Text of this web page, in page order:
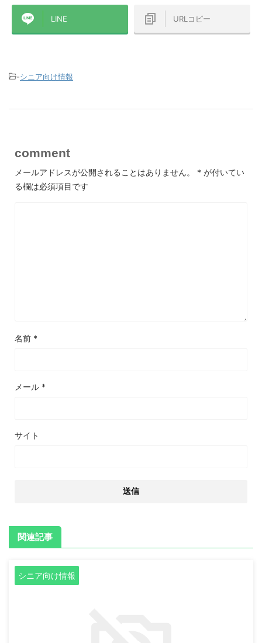
LINE URLコピー
-シニア向け情報
comment
メールアドレスが公開されることはありません。 * が付いてい
る欄は必須項目です
名前 *
メール *
サイト
関連記事
シニア向け情報